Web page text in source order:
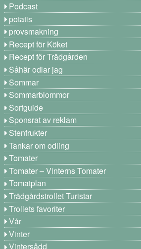
Podcast
potatis
provsmakning
Recept för Köket
Recept för Trädgården
Såhär odlar jag
Sommar
Sommarblommor
Sortguide
Sponsrat av reklam
Stenfrukter
Tankar om odling
Tomater
Tomater – Vinterns Tomater
Tomatplan
Trädgårdstrollet Turistar
Trollets favoriter
Vår
Vinter
Vintersådd